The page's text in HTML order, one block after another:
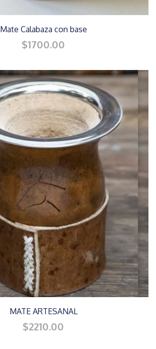
Mate Calabaza con base
$1700.00
MATE ARTESANAL
$2210.00